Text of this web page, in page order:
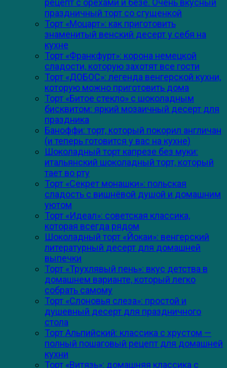
рецепт с орехами и безе. Очень вкусный
праздничный торт со сгущенкой
Торт «Моцарт»: как приготовить
знаменитый венский десерт у себя на
кухне
Торт «Франкфурт»: корона немецкой
сладости, которую захотят все гости
Торт «ДОБОС»: легенда венгерской кухни,
которую можно приготовить дома
Торт «Битое стекло» с шоколадным
бисквитом: яркий мозаичный десерт для
праздника
Баноффи: торт, который покорил англичан
(и теперь готовится у вас на кухне)
Шоколадный торт капрезе без муки:
итальянский шоколадный торт, который
тает во рту
Торт «Секрет монашки»: польская
сладость с вишнёвой душой и домашним
уютом
Торт «Идеал»: советская классика,
которая всегда рядом
Шоколадный торт «Йокаи»: венгерский
литературный десерт для домашней
выпечки
Торт «Трухлявый пень»: вкус детства в
домашнем варианте, который легко
собрать самому
Торт «Слоновья слеза»: простой и
душевный десерт для праздничного
стола
Торт Альпийский: классика с хрустом —
полный пошаговый рецепт для домашней
кухни
Торт «Витязь»: домашняя классика с